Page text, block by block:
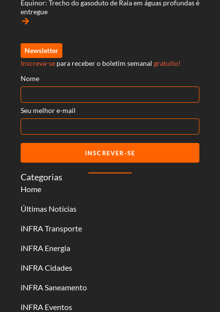
Categorias
Home
Últimas Notícias
iNFRA Transporte
iNFRA Energia
iNFRA Cidades
iNFRA Saneamento
iNFRA Eventos
Equinor: Trecho do gasoduto de Raia em águas profundas é
entregue
arrow_forward
Newsletter
Inscreva-se para receber o boletim semanal gratuito!
Nome
Seu melhor e-mail
INSCREVER-SE